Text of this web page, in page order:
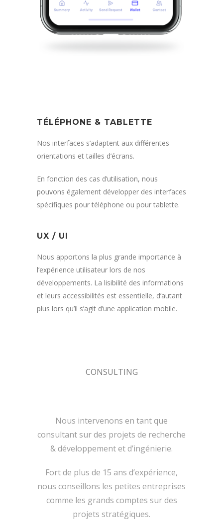
TÉLÉPHONE & TABLETTE
Nos interfaces s’adaptent aux différentes
orientations et tailles d’écrans.
En fonction des cas d’utilisation, nous
pouvons également développer des interfaces
spécifiques pour téléphone ou pour tablette.
UX / UI
Nous apportons la plus grande importance à
l’expérience utilisateur lors de nos
développements. La lisibilité des informations
et leurs accessibilités est essentielle, d’autant
plus lors qu’il s’agit d’une application mobile.
CONSULTING
Nous intervenons en tant que
consultant sur des projets de recherche
& développement et d’ingénierie.
Fort de plus de 15 ans d’expérience,
nous conseillons les petites entreprises
comme les grands comptes sur des
projets stratégiques.